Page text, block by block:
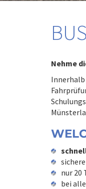
Nehme
nur
bei